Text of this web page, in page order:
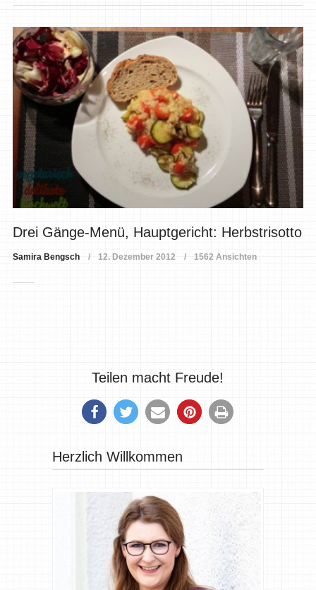
Drei Gänge-Menü, Hauptgericht: Herbstrisotto
Samira Bengsch 12. Dezember 2012 1562 Ansichten
Teilen macht Freude!
Herzlich Willkommen